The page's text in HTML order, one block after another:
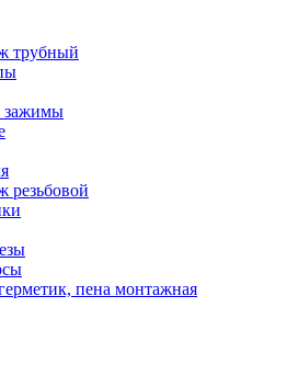
трубный
зажимы
резьбовой
пена монтажная